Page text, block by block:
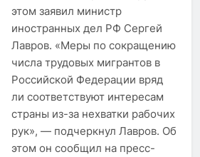
этом заявил министр
иностранных дел РФ Сергей
Лавров. «Меры по сокращению
числа трудовых мигрантов в
Российской Федерации вряд
ли соответствуют интересам
страны из-за нехватки рабочих
рук», — подчеркнул Лавров. Об
этом он сообщил на пресс-